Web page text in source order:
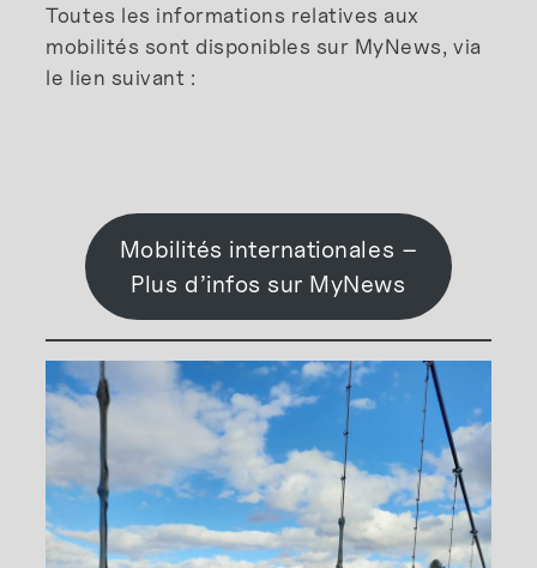
Toutes les informations relatives aux
mobilités sont disponibles sur MyNews, via
le lien suivant :
Mobilités internationales –
Plus d’infos sur MyNews